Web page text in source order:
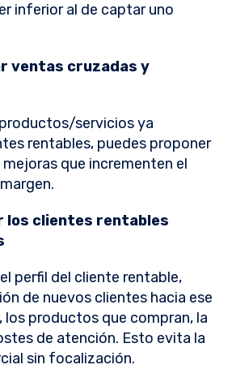
inferior al de captar uno
ventas cruzadas y
servicios ya
rentables, puedes proponer
que incrementen el
los clientes rentables
perfil del cliente rentable,
de nuevos clientes hacia ese
los productos que compran, la
de atención. Esto evita la
sin focalización.